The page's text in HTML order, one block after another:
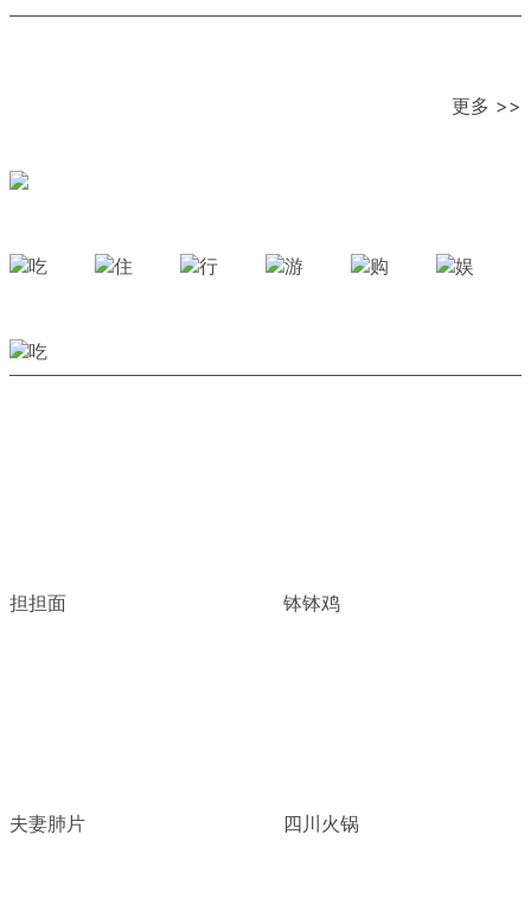
更多 >>
担担面 钵钵鸡
夫妻肺片 四川火锅